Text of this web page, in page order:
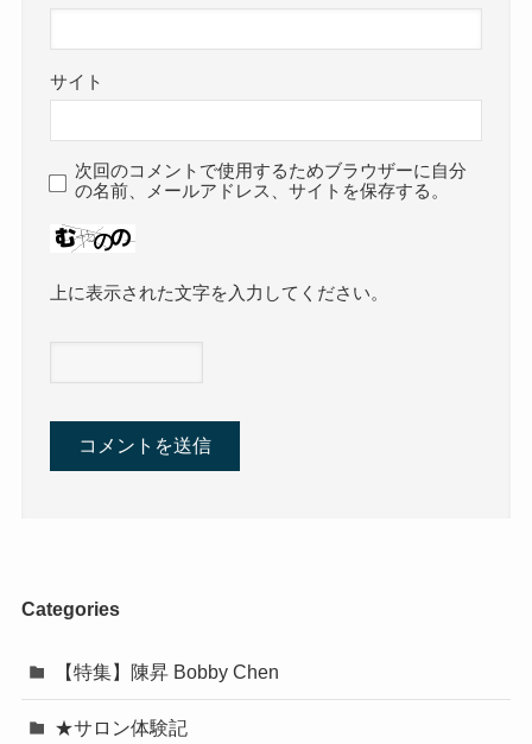
サイト
次回のコメントで使用するためブラウザーに自分
の名前、メールアドレス、サイトを保存する。
上に表示された文字を入力してください。
Categories
【特集】陳昇 Bobby Chen
★サロン体験記